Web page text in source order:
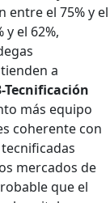
el 75% y el
y el 62%,
a
Tecnificación
más equipo
coherente con
mercados de
que el